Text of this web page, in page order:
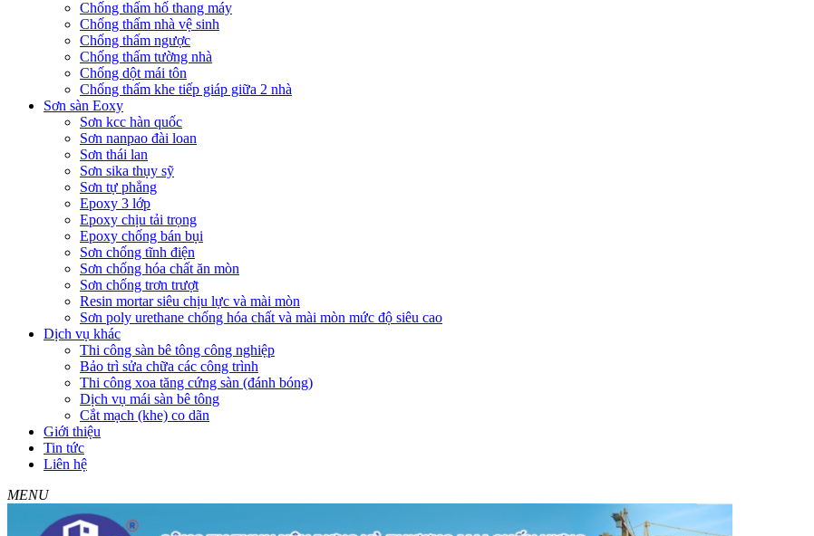
Chống thấm hố thang máy
Chống thấm nhà vệ sinh
Chống thấm ngược
Chống thấm tường nhà
Chống dột mái tôn
Chống thấm khe tiếp giáp giữa 2 nhà
Sơn sàn Eoxy
Sơn kcc hàn quốc
Sơn nanpao đài loan
Sơn thái lan
Sơn sika thụy sỹ
Sơn tự phẳng
Epoxy 3 lớp
Epoxy chịu tải trọng
Epoxy chống bán bụi
Sơn chống tĩnh điện
Sơn chống hóa chất ăn mòn
Sơn chống trơn trượt
Resin mortar siêu chịu lực và mài mòn
Sơn poly urethane chống hóa chất và mài mòn mức độ siêu cao
Dịch vụ khác
Thi công sàn bê tông công nghiệp
Bảo trì sửa chữa các công trình
Thi công xoa tăng cứng sàn (đánh bóng)
Dịch vụ mái sàn bê tông
Cắt mạch (khe) co dãn
Giới thiệu
Tin tức
Liên hệ
MENU